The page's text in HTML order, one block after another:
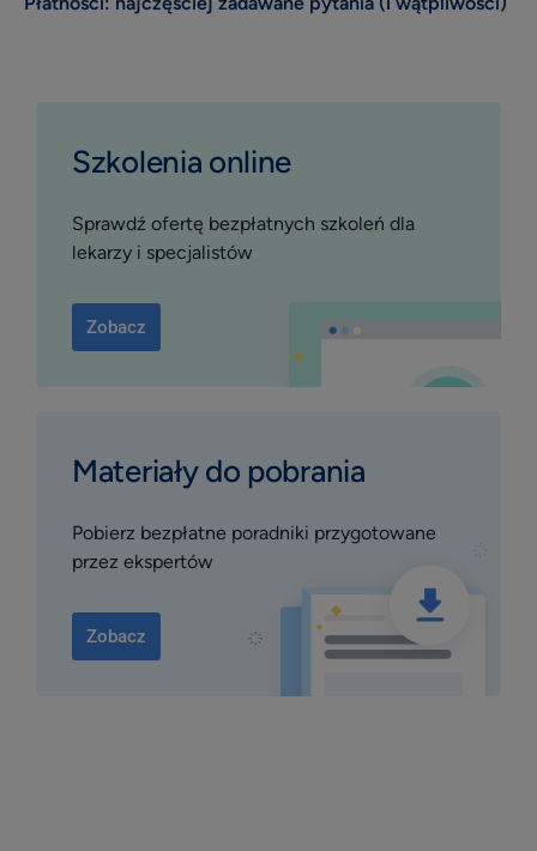
Szkolenia online
Sprawdź ofertę bezpłatnych szkoleń dla
lekarzy i specjalistów
Zobacz
Materiały do pobrania
Pobierz bezpłatne poradniki przygotowane
przez ekspertów
Zobacz